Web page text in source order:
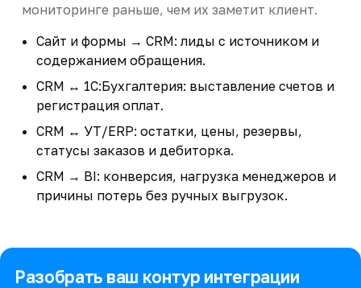
мониторинге раньше, чем их заметит клиент.
Сайт и формы → CRM: лиды с источником и
содержанием обращения.
CRM ↔ 1С:Бухгалтерия: выставление счетов и
регистрация оплат.
CRM ↔ УТ/ERP: остатки, цены, резервы,
статусы заказов и дебиторка.
CRM → BI: конверсия, нагрузка менеджеров и
причины потерь без ручных выгрузок.
Разобрать ваш контур интеграции